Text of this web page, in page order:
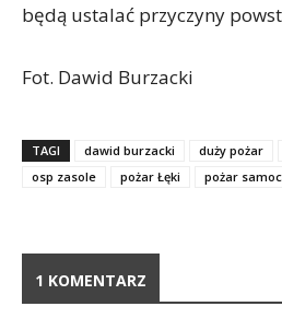
będą ustalać przyczyny
Fot. Dawid Burzacki
TAGI dawid burzacki duży pożar
osp zasole
pożar Łęki pożar
1 KOMENTARZ